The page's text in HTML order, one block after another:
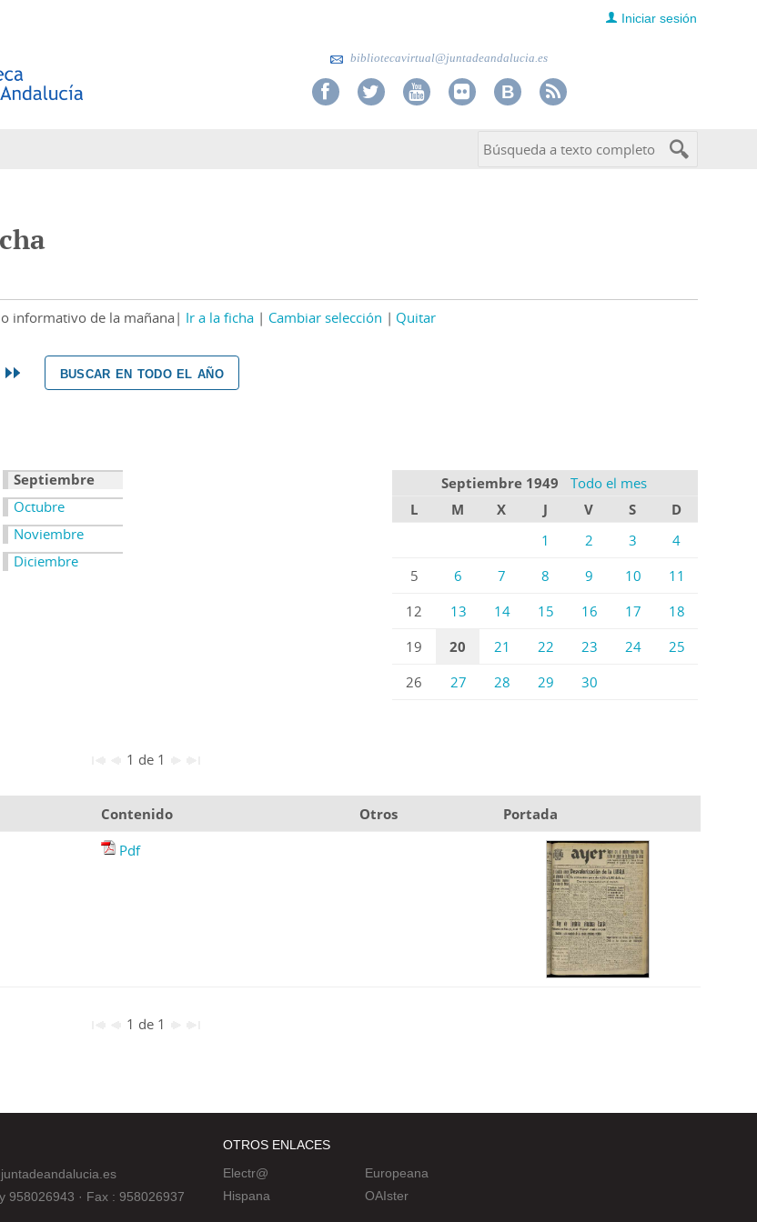
Iniciar sesión
bibliotecavirtual@juntadeandalucia.es
informativo de la mañana Ir a la ficha Cambiar selección Quitar
buscar en todo el año
Septiembre
Octubre
Noviembre
Diciembre
Septiembre 1949
Todo el mes
L
M X J V S
D
1
2 3
4
5
6 7 8 9 10
11
12
13 14 15 16 17
18
19
20 21 22 23 24
25
26
27 28 29 30
1 de 1
Contenido Otros
Portada
Pdf
1 de 1
958026943 · Fax : 958026937
OTROS ENLACES
Electr@
Hispana
Europeana
OAIster